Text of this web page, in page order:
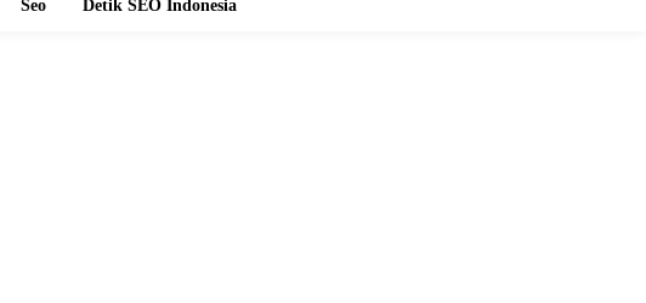
Seo Detik SEO Indonesia